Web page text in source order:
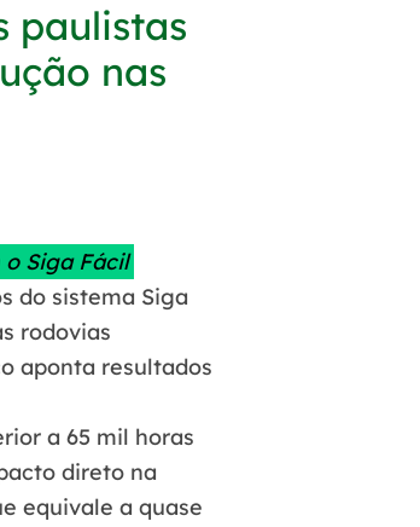
paulistas
nas
Siga Fácil
do sistema Siga
rodovias
aponta resultados
a 65 mil horas
direto na
equivale a quase